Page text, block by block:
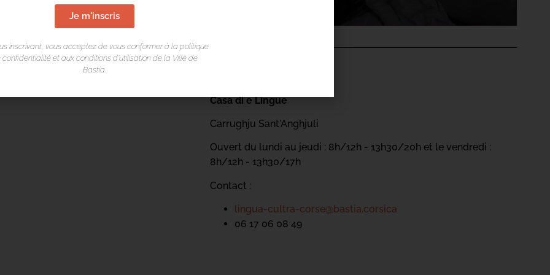
Casa di e Lingue
Carrughju Sant'Anghjuli
Ouvert du lundi au jeudi : 8h/12h - 13h30/20h et le vendredi :
8h/12h - 13h30/17h
Contact :
lingua-cultra-corse@bastia.corsica
06 17 06 08 49
Je m'inscris
inscrivant, vous acceptez de vous conformer à la politique
confidentialité et aux conditions d’utilisation de la Ville de
Bastia.